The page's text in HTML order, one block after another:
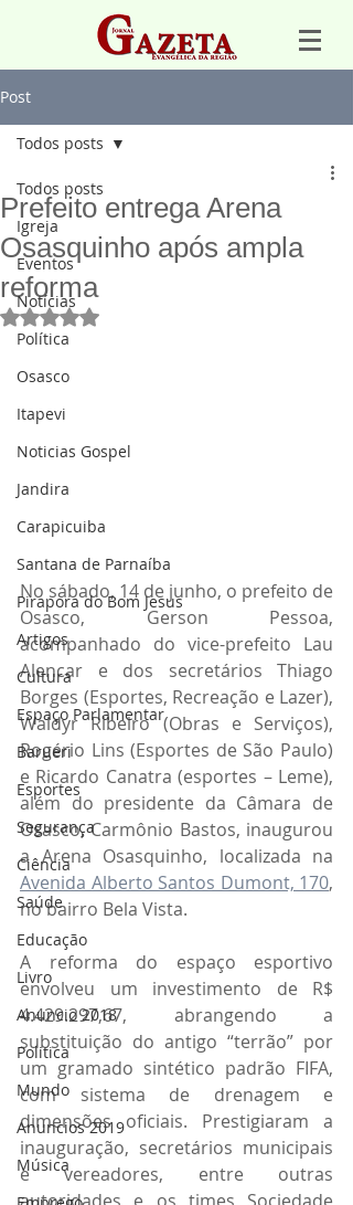
Post
Todos posts
Igreja
Eventos
Notícias
Política
Osasco
Itapevi
Noticias Gospel
Jandira
Carapicuiba
Santana de Parnaíba
Pirapora do Bom Jesus
Artigos
Cultura
Espaço Parlamentar
Barueri
Esportes
Segurança
Ciência
Saúde
Educação
Livro
Anuncio 2018
Politica
Mundo
Anuncios 2019
Música
Todos posts
Prefeito entrega Arena
Osasquinho após ampla
reforma
Avaliado com NaN de 5 estrelas.
No sábado, 14 de junho, o prefeito de
Osasco, Gerson Pessoa,
acompanhado do vice-prefeito Lau
Alencar e dos secretários Thiago
Borges (Esportes, Recreação e Lazer),
Waldyr Ribeiro (Obras e Serviços),
Rogério Lins (Esportes de São Paulo)
e Ricardo Canatra (esportes – Leme),
além do presidente da Câmara de
Osasco, Carmônio Bastos, inaugurou
Avenida Alberto Santos Dumont, 170,
no bairro Bela Vista.
A reforma do espaço esportivo
envolveu um investimento de R$
4.429.297,67, abrangendo a
substituição do antigo “terrão” por
um gramado sintético padrão FIFA,
com sistema de drenagem e
dimensões oficiais. Prestigiaram a
inauguração, secretários municipais
e vereadores, entre outras